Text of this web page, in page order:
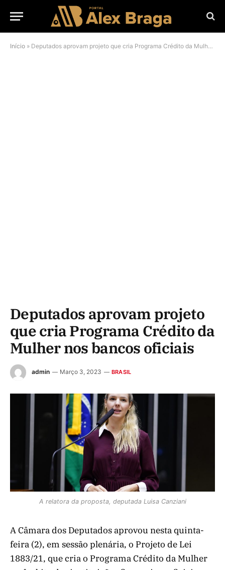
Início » Deputados aprovam projeto que cria Programa Crédito da Mulher nos bancos oficiais
Deputados aprovam projeto
que cria Programa Crédito da
Mulher nos bancos oficiais
admin Março 3, 2023 BRASIL
A relatora da proposta, deputada Luisa Canziani
A Câmara dos Deputados aprovou nesta quinta-
feira (2), em sessão plenária, o Projeto de Lei
1883/21, que cria o Programa Crédito da Mulher